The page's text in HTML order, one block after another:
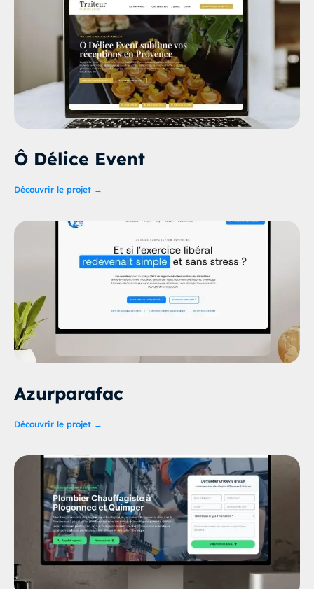
Ô Délice Event
Découvrir le projet →
Azurparafac
Découvrir le projet →